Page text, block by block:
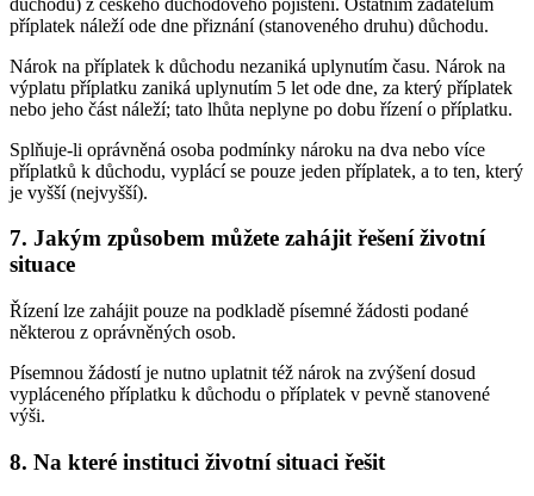
příplatek náleží ode dne přiznání (stanoveného druhu) důchodu.
Nárok na příplatek k důchodu nezaniká uplynutím času. Nárok na
výplatu příplatku zaniká uplynutím 5 let ode dne, za který příplatek
nebo jeho část náleží; tato lhůta neplyne po dobu řízení o příplatku.
Splňuje-li oprávněná osoba podmínky nároku na dva nebo více
příplatků k důchodu, vyplácí se pouze jeden příplatek, a to ten, který
je vyšší (nejvyšší).
7. Jakým způsobem můžete zahájit řešení životní
situace
Řízení lze zahájit pouze na podkladě písemné žádosti podané
některou z oprávněných osob.
Písemnou žádostí je nutno uplatnit též nárok na zvýšení dosud
vypláceného příplatku k důchodu o příplatek v pevně stanovené
výši.
8. Na které instituci životní situaci řešit